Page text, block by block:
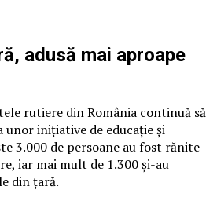
adusă mai aproape
rutiere din România continuă să
unor inițiative de educație și
3.000 de persoane au fost rănite
iar mai mult de 1.300 și-au
din țară.